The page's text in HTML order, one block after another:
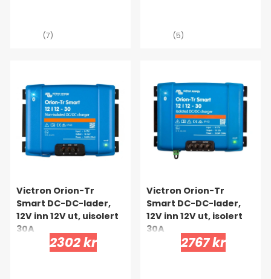
(7) (5)
Victron Orion-Tr
Smart DC-DC-lader,
12V inn 12V ut, uisolert
30A
2302 kr
Victron Orion-Tr
Smart DC-DC-lader,
12V inn 12V ut, isolert
30A
2767 kr